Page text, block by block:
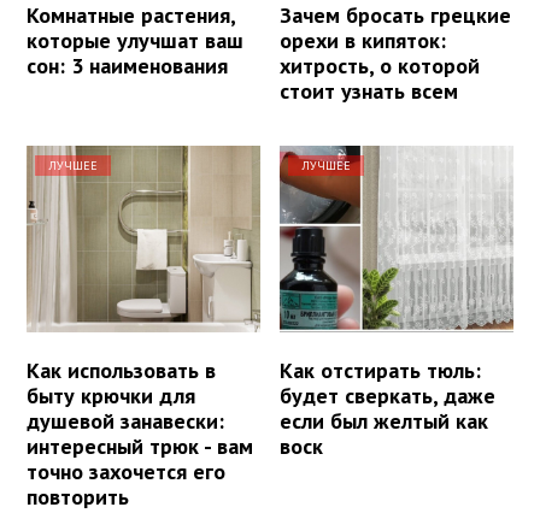
Комнатные растения,
которые улучшат ваш
сон: 3 наименования
Зачем бросать грецкие
орехи в кипяток:
хитрость, о которой
стоит узнать всем
ЛУЧШЕЕ
Как использовать в
быту крючки для
душевой занавески:
интересный трюк - вам
точно захочется его
повторить
ЛУЧШЕЕ
Как отстирать тюль:
будет сверкать, даже
если был желтый как
воск